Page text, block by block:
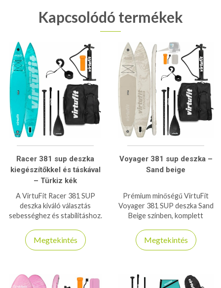
Kapcsolódó termékek
Racer 381 sup deszka
kiegészítőkkel és táskával
– Türkiz kék
A VirtuFit Racer 381 SUP
deszka kiváló választás
sebességhez és stabilitáshoz.
ideális sportolóknak és hobby
suposoknak.
Megtekintés
Voyager 381 sup deszka –
Sand beige
Prémium minőségű VirtuFit
Voyager 381 SUP deszka Sand
Beige színben, komplett
hordtáskával. Stabil, gyors és
ideális hosszabb vízitúrákhoz,
Megtekintés